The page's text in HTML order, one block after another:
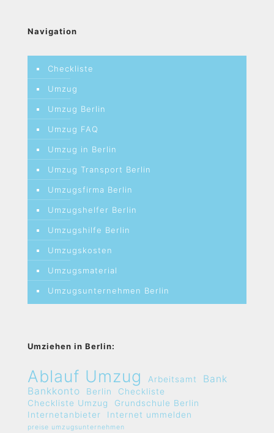
Navigation
Checkliste
Umzug
Umzug Berlin
Umzug FAQ
Umzug in Berlin
Umzug Transport Berlin
Umzugsfirma Berlin
Umzugshelfer Berlin
Umzugshilfe Berlin
Umzugskosten
Umzugsmaterial
Umzugsunternehmen Berlin
Umziehen in Berlin:
Ablauf Umzug Arbeitsamt
Bank
Bankkonto
Berlin
Checkliste
Checkliste Umzug
Grundschule Berlin
Internetanbieter
Internet ummelden
preise umzugsunternehmen